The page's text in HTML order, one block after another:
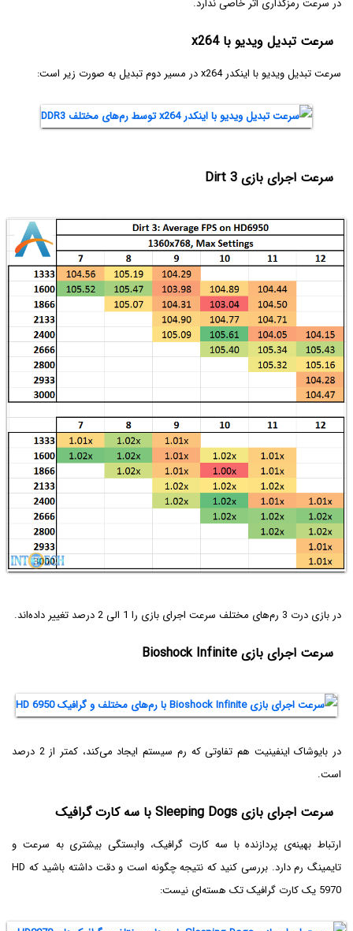
در سرعت رمزگذاری اثر خاصی ندارد.
سرعت تبدیل ویدیو با x264
سرعت تبدیل ویدیو با اینکدر x264 در مسیر دوم تبدیل به صورت زیر است:
سرعت اجرای بازی Dirt 3
در بازی درت 3 رم‌های مختلف سرعت اجرای بازی را 1 الی 2 درصد تغییر داده‌اند.
سرعت اجرای بازی Bioshock Infinite
در بایوشاک اینفینیت هم تفاوتی که رم سیستم ایجاد می‌کند، کمتر از 2 درصد
است.
سرعت اجرای بازی Sleeping Dogs با سه کارت گرافیک
ارتباط بهینه‌ی پردازنده با سه کارت گرافیک، وابستگی بیشتری به سرعت و
تایمینگ رم دارد. بررسی کنید که نتیجه چگونه است و دقت داشته باشید که HD
5970 یک کارت گرافیک تک هسته‌ای نیست: